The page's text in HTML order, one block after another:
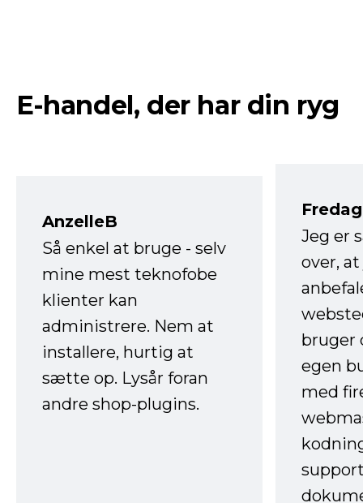
E-handel, der har din ryg
AnzelleB
Så enkel at bruge - selv
mine mest teknofobe
klienter kan
administrere. Nem at
installere, hurtig at
sætte op. Lysår foran
andre shop-plugins.
Jeg er
over,
bruger
egen
med